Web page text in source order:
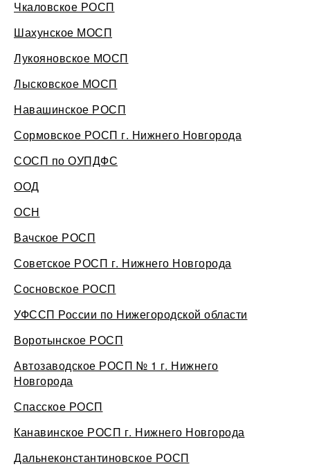
Чкаловское РОСП
Шахунское МОСП
Лукояновское МОСП
Лысковское МОСП
Навашинское РОСП
Сормовское РОСП г. Нижнего Новгорода
СОСП по ОУПДФС
ООД
ОСН
Вачское РОСП
Советское РОСП г. Нижнего Новгорода
Сосновское РОСП
УФССП России по Нижегородской области
Воротынское РОСП
Автозаводское РОСП № 1 г. Нижнего
Новгорода
Спасское РОСП
Канавинское РОСП г. Нижнего Новгорода
Дальнеконстантиновское РОСП